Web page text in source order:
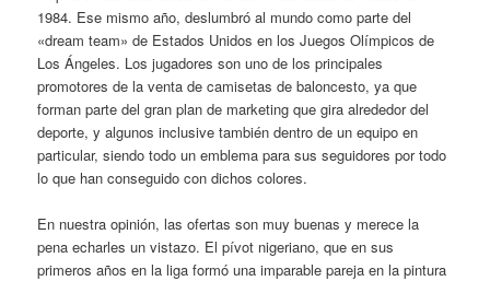
1984. Ese mismo año, deslumbró al mundo como parte del
«dream team» de Estados Unidos en los Juegos Olímpicos de
Los Ángeles. Los jugadores son uno de los principales
promotores de la venta de camisetas de baloncesto, ya que
forman parte del gran plan de marketing que gira alrededor del
deporte, y algunos inclusive también dentro de un equipo en
particular, siendo todo un emblema para sus seguidores por todo
lo que han conseguido con dichos colores.
En nuestra opinión, las ofertas son muy buenas y merece la
pena echarles un vistazo. El pívot nigeriano, que en sus
primeros años en la liga formó una imparable pareja en la pintura